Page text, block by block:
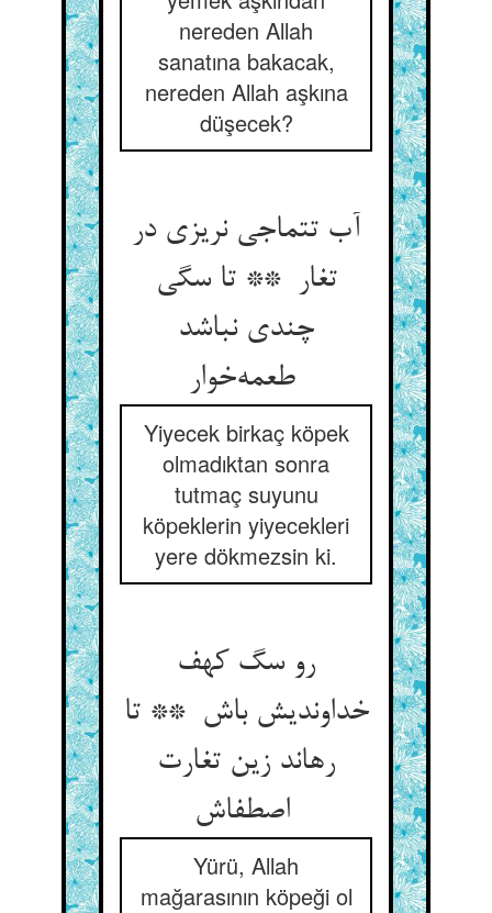
nereden Allah
sanatına bakacak,
nereden Allah aşkına
düşecek?
آب تتماجی نریزی در
تغار ** تا سگی
چندی نباشد
طعمه‌خوار
Yiyecek birkaç köpek
olmadıktan sonra
tutmaç suyunu
köpeklerin yiyecekleri
yere dökmezsin ki.
رو سگ کهف
خداوندیش باش ** تا
رهاند زین تغارت
اصطفاش
Yürü, Allah
mağarasının köpeği ol